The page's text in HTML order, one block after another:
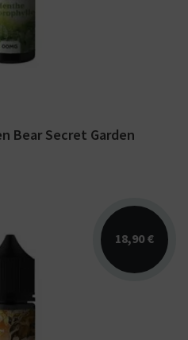
Bear Secret Garden
18,90 €